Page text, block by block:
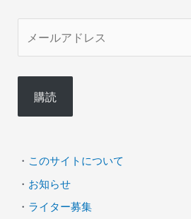
ル
ド
ス
購読
・ このサイトについて
・ お知らせ
・ ライター募集